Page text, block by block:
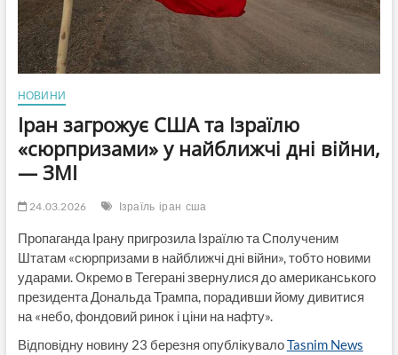
НОВИНИ
Іран загрожує США та Ізраїлю
«сюрпризами» у найближчі дні війни,
— ЗМІ
24.03.2026 Ізраїль іран сша
Пропаганда Ірану пригрозила Ізраїлю та Сполученим
Штатам «сюрпризами в найближчі дні війни», тобто новими
ударами. Окремо в Тегерані звернулися до американського
президента Дональда Трампа, порадивши йому дивитися
на «небо, фондовий ринок і ціни на нафту».
Відповідну новину 23 березня опублікувалоTasnim News